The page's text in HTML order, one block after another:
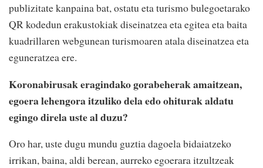
publizitate kanpaina bat, ostatu eta turismo bulegoetarako
QR kodedun erakustokiak diseinatzea eta egitea eta baita
kuadrillaren webgunean turismoaren atala diseinatzea eta
eguneratzea ere.
Koronabirusak eragindako gorabeherak amaitzean,
egoera lehengora itzuliko dela edo ohiturak aldatu
egingo direla uste al duzu?
Oro har, uste dugu mundu guztia dagoela bidaiatzeko
irrikan, baina, aldi berean, aurreko egoerara itzultzeak